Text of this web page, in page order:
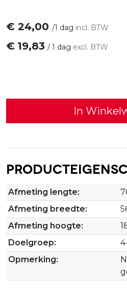
€ 24,00 /1 dag incl. BTW
€ 19,83 / 1 dag excl. BTW
In
Afmeting lengte:
Afmeting breedte:
Afmeting hoogte:
Doelgroep:
Opmerking: